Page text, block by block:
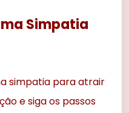
Simpatia
simpatia para atrair
e siga os passos